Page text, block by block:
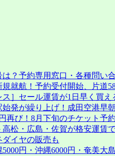
は？予約専用窓口・各種問い
規就航！予約受付開始、片道
］セール運賃が1日早く買え
発が繰り上げ！成田空港早
再び！8月下旬のチケット予
松・広島・佐賀が格安運賃
ダイヤの販売も
円・沖縄6000円・奄美大